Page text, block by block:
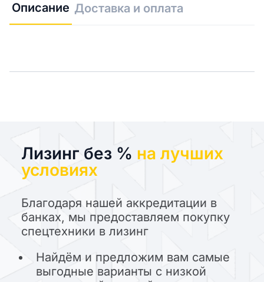
Описание Доставка и оплата
Лизинг без % на лучших
условиях
Благодаря нашей аккредитации в
банках, мы предоставляем покупку
спецтехники в лизинг
Найдём и предложим вам самые
выгодные варианты с низкой